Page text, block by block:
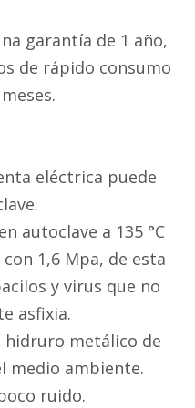
garantía de 1 año,
de rápido consumo
eléctrica puede
autoclave a 135 °C
1,6 Mpa, de esta
y virus que no
asfixia.
metálico de
medio ambiente.
ruido.